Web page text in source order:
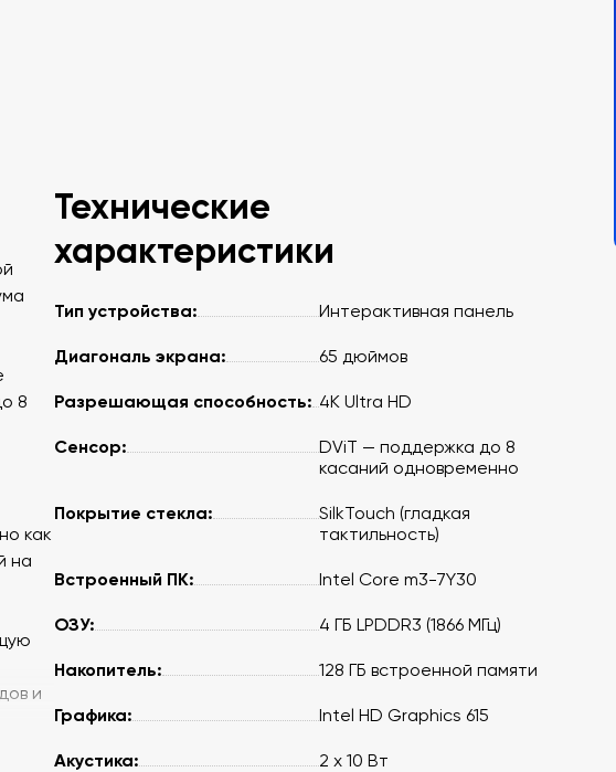
8
как
на
и
Технические
характеристики
Тип устройства: Интерактивная панель
Диагональ экрана: 65 дюймов
Разрешающая способность: 4K Ultra HD
Сенсор:
DViT — поддержка до 8
касаний одновременно
Покрытие стекла:
SilkTouch (гладкая
тактильность)
Встроенный ПК: Intel Core m3-7Y30
ОЗУ: 4 ГБ LPDDR3 (1866 МГц)
Накопитель: 128 ГБ встроенной памяти
Графика: Intel HD Graphics 615
Акустика: 2 х 10 Вт